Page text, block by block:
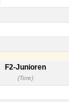
F2-Junioren
(Tore)